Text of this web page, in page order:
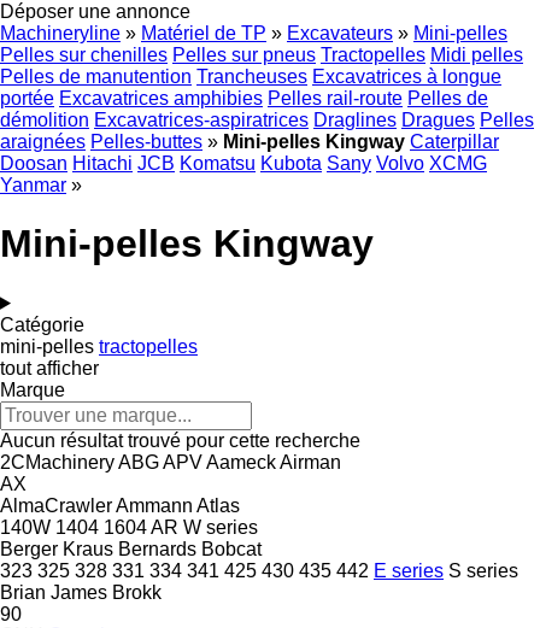
Déposer une annonce
Machineryline » Matériel de TP » Excavateurs » Mini-pelles
Pelles sur chenilles Pelles sur pneus Tractopelles Midi pelles
Pelles de manutention Trancheuses Excavatrices à longue
portée Excavatrices amphibies Pelles rail-route Pelles de
démolition Excavatrices-aspiratrices Draglines Dragues Pelles
araignées Pelles-buttes » Mini-pelles Kingway Caterpillar
Doosan Hitachi JCB Komatsu Kubota Sany Volvo XCMG
Yanmar »
Mini-pelles Kingway
Catégorie
mini-pelles tractopelles
tout afficher
Marque
Aucun résultat trouvé pour cette recherche
2CMachineryABGAPVAameckAirman
AX
AlmaCrawlerAmmann Atlas
140W 1404 1604AR W series
Berger Kraus Bernards Bobcat
323 325 328 331 334 341 425 430 435 442 E series S series
Brian James Brokk
90